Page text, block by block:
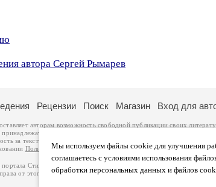
автора Сергей Рымарев
Мы используем файлы cookie для улучшения
соглашаетесь с условиями использования
обработки персональных данных и файлов
Рецензии Поиск Магазин Вход для
авторам возможность свободной публикации своих
принадлежат авторам и охраняются
. Перепечатка
за тексты произведений авторы несут самостоятельно на
Политики обработки персональных данных. Вы также можете
Стихи.ру – порядка 200 тысяч посетителей, которые в
от этого текста. В каждой графе указано по две цифры: